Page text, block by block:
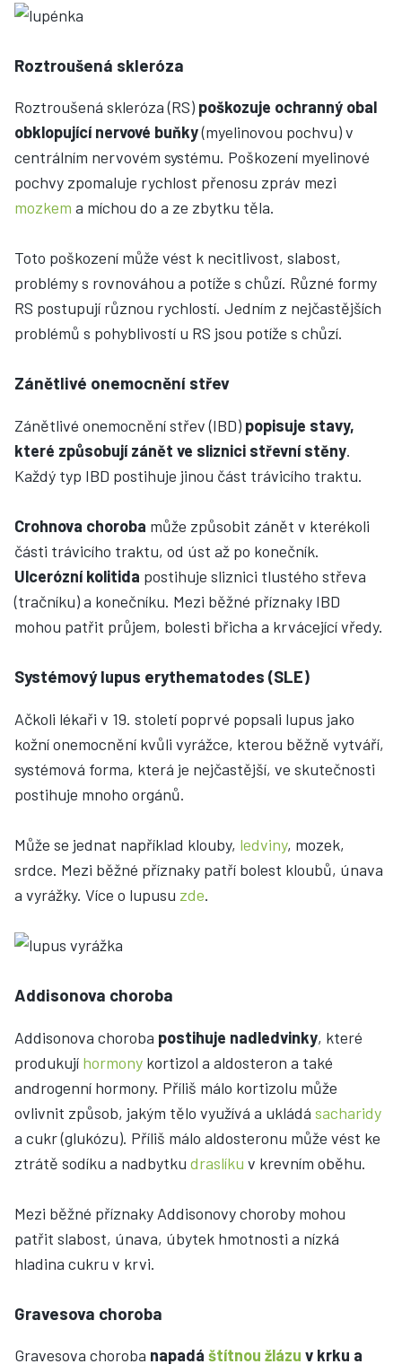
Roztroušená skleróza
Roztroušená skleróza (RS) poškozuje ochranný obal
obklopující nervové buňky(myelinovou pochvu) v
centrálním nervovém systému. Poškození myelinové
pochvy zpomaluje rychlost přenosu zpráv mezi
mozkem a míchou do a ze zbytku těla.
Toto poškození může vést k necitlivost, slabost,
problémy s rovnováhou a potíže s chůzí. Různé formy
RS postupují různou rychlostí. Jedním z nejčastějších
problémů s pohyblivostí u RS jsou potíže s chůzí.
Zánětlivé onemocnění střev
Zánětlivé onemocnění střev (IBD) popisuje stavy,
které způsobují zánět ve sliznici střevní stěny.
Každý typ IBD postihuje jinou část trávicího traktu.
Crohnova choroba může způsobit zánět v kterékoli
části trávicího traktu, od úst až po konečník.
Ulcerózní kolitida postihuje sliznici tlustého střeva
(tračníku) a konečníku. Mezi běžné příznaky IBD
mohou patřit průjem, bolesti břicha a krvácející vředy.
Systémový lupus erythematodes (SLE)
Ačkoli lékaři v 19. století poprvé popsali lupus jako
kožní onemocnění kvůli vyrážce, kterou běžně vytváří,
systémová forma, která je nejčastější, ve skutečnosti
postihuje mnoho orgánů.
Může se jednat například klouby, ledviny, mozek,
srdce. Mezi běžné příznaky patří bolest kloubů, únava
a vyrážky. Více o lupusu zde.
Addisonova choroba
Addisonova choroba postihuje nadledvinky, které
produkují hormony kortizol a aldosteron a také
androgenní hormony. Příliš málo kortizolu může
ovlivnit způsob, jakým tělo využívá a ukládá sacharidy
a cukr (glukózu). Příliš málo aldosteronu může vést ke
ztrátě sodíku a nadbytku draslíku v krevním oběhu.
Mezi běžné příznaky Addisonovy choroby mohou
patřit slabost, únava, úbytek hmotnosti a nízká
hladina cukru v krvi.
Gravesova choroba
Gravesova choroba napadá štítnou žlázu v krku a